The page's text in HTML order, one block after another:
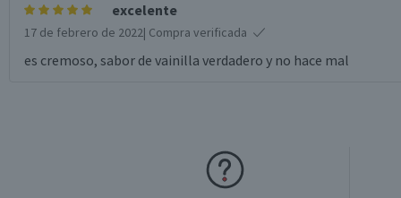
excelente
17 de febrero de 2022| Compra verificada
es cremoso, sabor de vainilla verdadero y no hace mal